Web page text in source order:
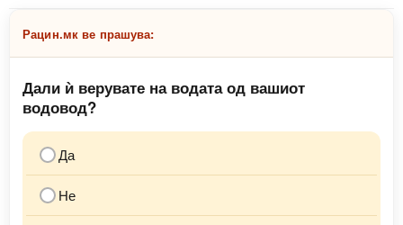
Рацин.мк ве прашува:
Дали ѝ верувате на водата од вашиот
водовод?
Да
Не